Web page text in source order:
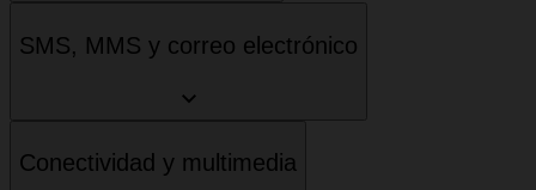
SMS, MMS y correo electrónico
Conectividad y multimedia